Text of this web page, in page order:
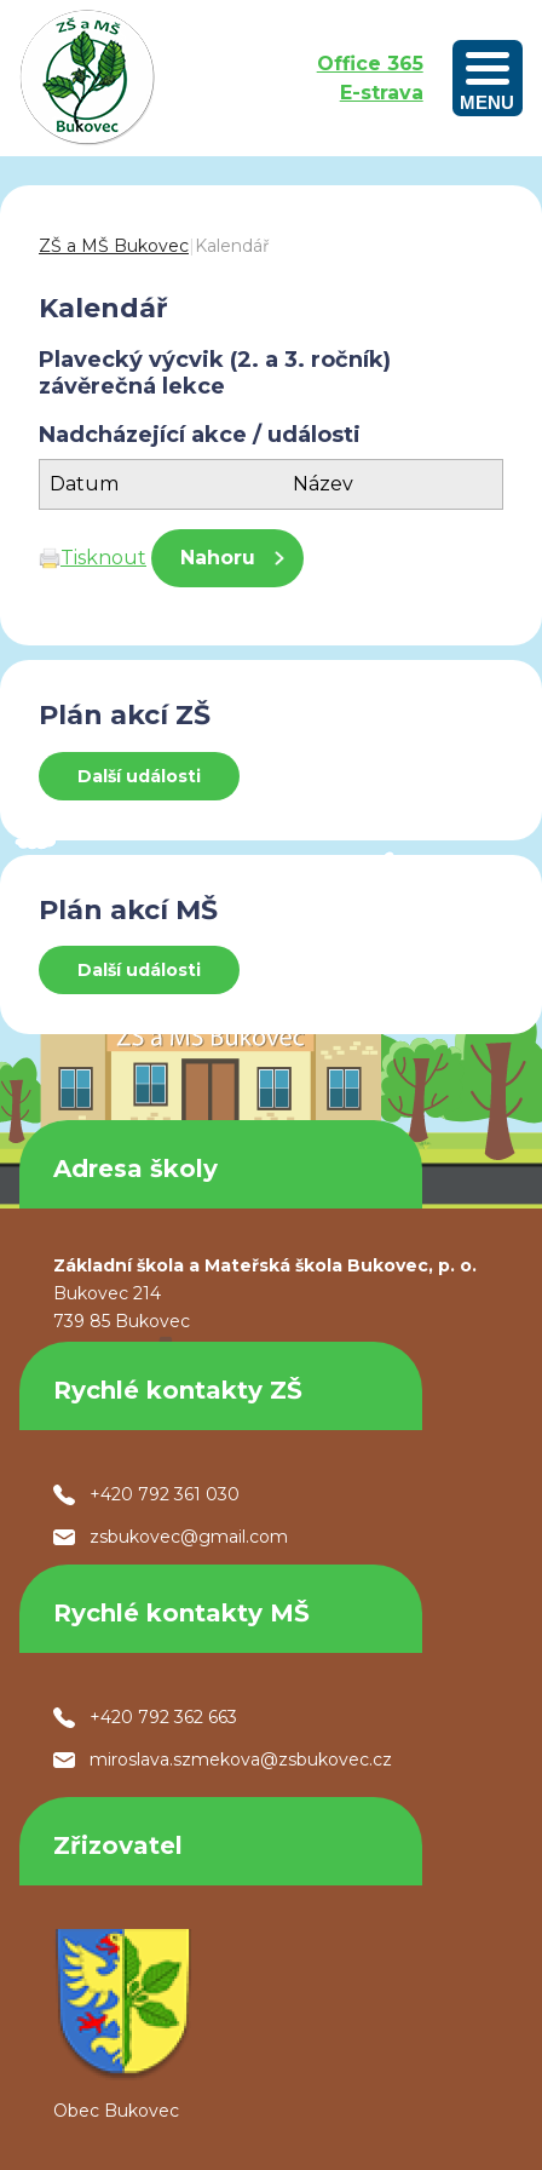
Office 365
E-strava
MENU
ZŠ a MŠ Bukovec| Kalendář
Kalendář
Plavecký výcvik (2. a 3. ročník)
závěrečná lekce
Nadcházející akce / události
Datum Název
Tisknout Nahoru
Plán akcí ZŠ
Další události
Plán akcí MŠ
Další události
Adresa školy
Základní škola a Mateřská škola Bukovec, p. o.
Bukovec 214
739 85 Bukovec
Rychlé kontakty ZŠ
+420 792 361 030
zsbukovec@gmail.com
Rychlé kontakty MŠ
+420 792 362 663
miroslava.szmekova@zsbukovec.cz
Zřizovatel
Obec Bukovec